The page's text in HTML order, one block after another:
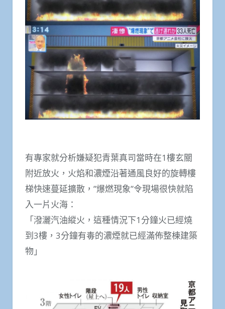
有專家就分析嫌疑犯青葉真司當時在1樓玄關
附近放火，火焰和濃煙沿著通風良好的旋轉樓
梯快速蔓延擴散，”爆燃現象”令現場很快就陷
入一片火海：
「潑灑汽油縱火，這種情況下1分鐘火已經燒
到3樓，3分鐘有毒的濃煙就已經滿佈整棟建築
物」